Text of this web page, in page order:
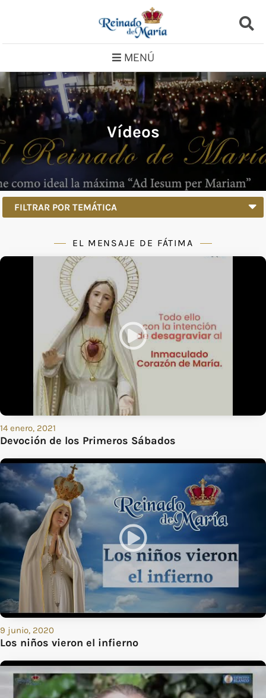
MENÚ
Vídeos
FILTRAR POR TEMÁTICA
EL MENSAJE DE FÁTIMA
14 enero, 2021
Devoción de los Primeros Sábados
9 junio, 2020
Los niños vieron el infierno